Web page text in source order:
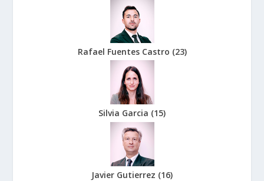
Rafael Fuentes Castro (23)
Silvia Garcia (15)
Javier Gutierrez (16)